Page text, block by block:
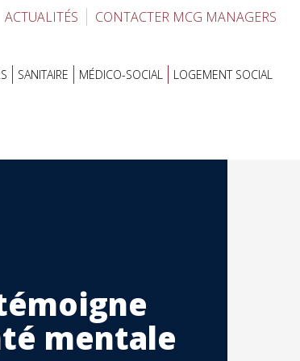
ACTUALITÉS CONTACTER MCG MANAGERS
SANITAIRE MÉDICO-SOCIAL LOGEMENT SOCIAL
mentale